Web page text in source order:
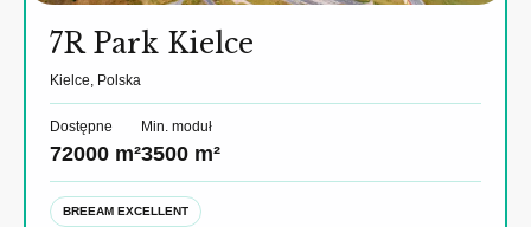
7R Park Kielce
Kielce, Polska
Dostępne
72000 m²
Min. moduł
3500 m²
BREEAM EXCELLENT